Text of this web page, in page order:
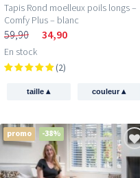
Tapis Rond moelleux poils longs –
Comfy Plus – blanc
59,90 34,90
En stock
(2)
taille▴ couleur▴
promo -38%